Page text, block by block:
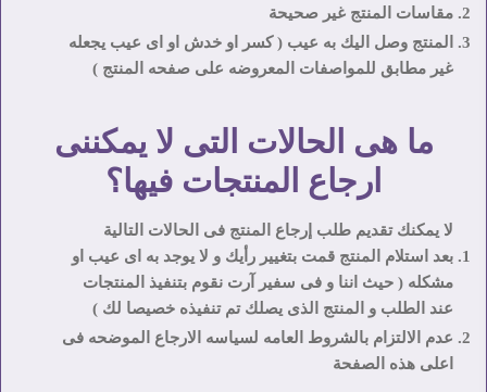
مقاسات المنتج غير صحيحة
المنتج وصل اليك به عيب ( كسر او خدش او اى عيب يجعله
غير مطابق للمواصفات المعروضه على صفحه المنتج )
ما هى الحالات التى لا يمكننى
ارجاع المنتجات فيها؟
لا يمكنك تقديم طلب إرجاع المنتج فى الحالات التالية
بعد استلام المنتج قمت بتغيير رأيك و لا يوجد به اى عيب او
مشكله ( حيث اننا و فى سفير آرت نقوم بتنفيذ المنتجات
عند الطلب و المنتج الذى يصلك تم تنفيذه خصيصا لك )
عدم الالتزام بالشروط العامه لسياسه الارجاع الموضحه فى
اعلى هذه الصفحة